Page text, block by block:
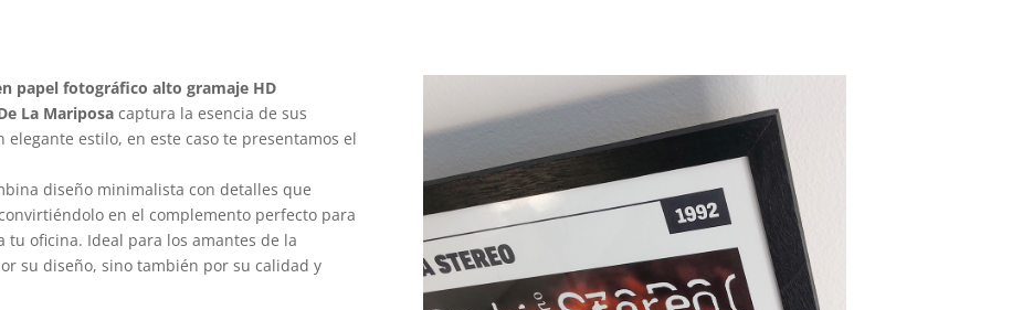
papel fotográfico alto gramaje HD
La Mariposa captura la esencia de sus
estilo, en este caso te presentamos el
diseño minimalista con detalles que
en el complemento perfecto para
oficina. Ideal para los amantes de la
su diseño, sino también por su calidad y